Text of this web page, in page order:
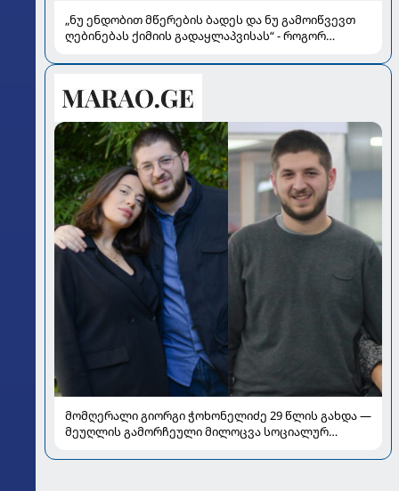
„ნუ ენდობით მწერების ბადეს და ნუ გამოიწვევთ
ღებინებას ქიმიის გადაყლაპვისას“ - როგორ
სალომე ახვლედიანის რჩევები
მომღერალი გიორგი ჭოხონელიძე 29 წლის გახდა —
მეუღლის გამორჩეული მილოცვა სოციალურ